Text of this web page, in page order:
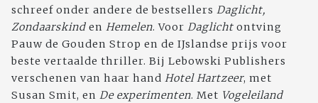
schreef onder andere de bestsellers Daglicht,
Zondaarskind en Hemelen. Voor Daglicht ontving
Pauw de Gouden Strop en de IJslandse prijs voor
beste vertaalde thriller. Bij Lebowski Publishers
verschenen van haar hand Hotel Hartzeer, met
Susan Smit, en De experimenten. Met Vogeleiland